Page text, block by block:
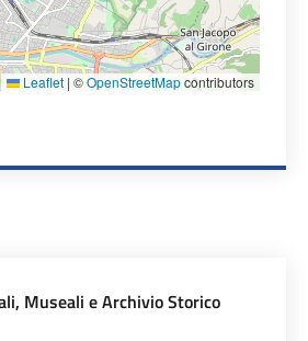
Leaflet | ©OpenStreetMapcontributors
COMUNALE
Museali e Archivio Storico